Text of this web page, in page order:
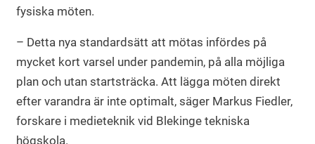
fysiska möten.
– Detta nya standardsätt att mötas infördes på
mycket kort varsel under pandemin, på alla möjliga
plan och utan startsträcka. Att lägga möten direkt
efter varandra är inte optimalt, säger Markus Fiedler,
forskare i medieteknik vid Blekinge tekniska
högskola.